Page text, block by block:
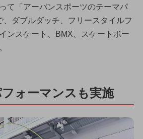
て「アーバンスポーツのテーマパ
、ダブルダッチ、フリースタイルフ
ンスケート、BMX、スケートボー
ォーマンスも実施